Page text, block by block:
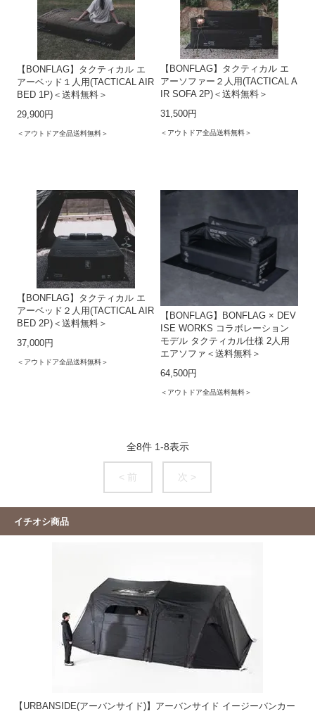
【BONFLAG】タクティカル エ
アーベッド１人用(TACTICAL AIR
BED 1P)＜送料無料＞
29,900円
＜アウトドア全品送料無料＞
【BONFLAG】タクティカル エ
アーソファー２人用(TACTICAL A
IR SOFA 2P)＜送料無料＞
31,500円
＜アウトドア全品送料無料＞
【BONFLAG】タクティカル エ
アーベッド２人用(TACTICAL AIR
BED 2P)＜送料無料＞
37,000円
＜アウトドア全品送料無料＞
【BONFLAG】BONFLAG × DEV
ISE WORKS コラボレーション
モデル タクティカル仕様 2人用
エアソファ＜送料無料＞
64,500円
＜アウトドア全品送料無料＞
全8件 1-8表示
< 前 次 >
イチオシ商品
【URBANSIDE(アーバンサイド)】アーバンサイド イージーバンカー